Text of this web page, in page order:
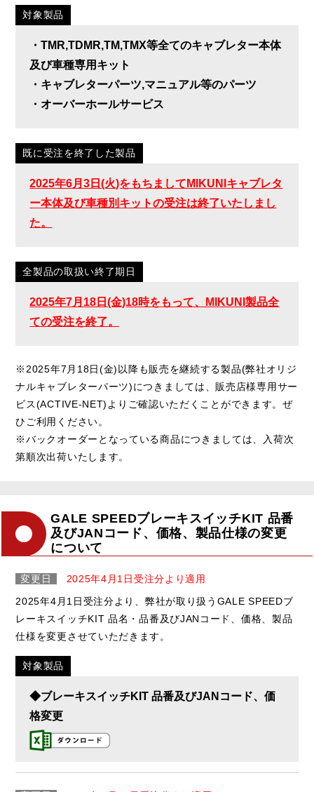
対象製品
・TMR,TDMR,TM,TMX等全てのキャブレター本体
及び車種専用キット
・キャブレターパーツ,マニュアル等のパーツ
・オーバーホールサービス
既に受注を終了した製品
2025年6月3日(火)をもちましてMIKUNIキャブレタ
ー本体及び車種別キットの受注は終了いたしまし
た。
全製品の取扱い終了期日
2025年7月18日(金)18時をもって、MIKUNI製品全
ての受注を終了。
※2025年7月18日(金)以降も販売を継続する製品(弊社オリジ
ナルキャブレターパーツ)につきましては、販売店様専用サー
ビス(ACTIVE-NET)よりご確認いただくことができます。ぜ
ひご利用ください。
※バックオーダーとなっている商品につきましては、入荷次
第順次出荷いたします。
GALE SPEEDブレーキスイッチKIT 品番
及びJANコード、価格、製品仕様の変更
について
変更日
2025年4月1日受注分より適用
2025年4月1日受注分より、弊社が取り扱うGALE SPEEDブ
レーキスイッチKIT 品名・品番及びJANコード、価格、製品
仕様を変更させていただきます。
対象製品
◆ブレーキスイッチKIT 品番及びJANコード、価
格変更